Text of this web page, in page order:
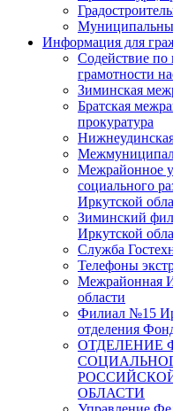
Информация для
Содействие
грамотности
Зиминская
Братская
прокуратура
Межрайонное
социального
Иркутской
Зиминский
Иркутской
Служба
Телефоны
Межрайонная
области
Филиал №15
отделения
ОТДЕЛЕНИЕ
ОБЛАСТИ